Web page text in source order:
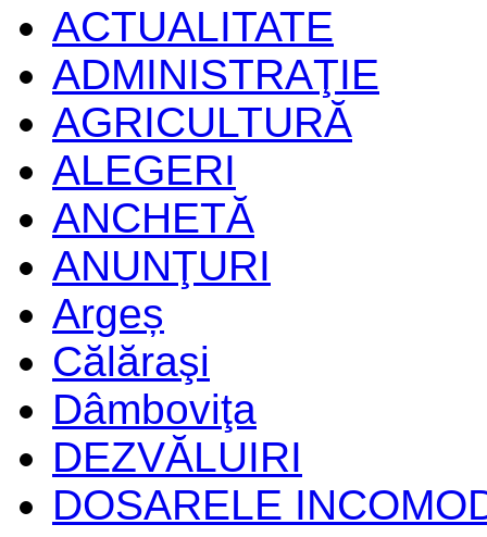
ACTUALITATE
ADMINISTRAŢIE
AGRICULTURĂ
ALEGERI
ANCHETĂ
ANUNŢURI
Argeș
Călăraşi
Dâmboviţa
DEZVĂLUIRI
DOSARELE